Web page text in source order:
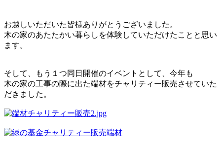
お越しいただいた皆様ありがとうございました。
木の家のあたたかい暮らしを体験していただけたことと思い
ます。
そして、もう１つ同日開催のイベントとして、今年も
木の家の工事の際に出た端材をチャリティー販売させていた
だきました。